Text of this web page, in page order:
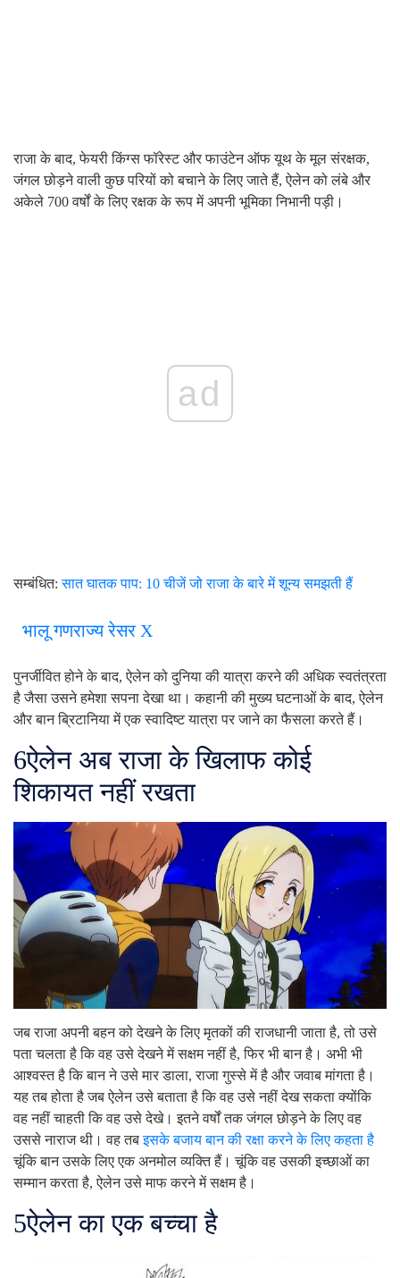
राजा के बाद, फेयरी किंग्स फॉरेस्ट और फाउंटेन ऑफ यूथ के मूल संरक्षक,
जंगल छोड़ने वाली कुछ परियों को बचाने के लिए जाते हैं, ऐलेन को लंबे और
अकेले 700 वर्षों के लिए रक्षक के रूप में अपनी भूमिका निभानी पड़ी।
ad
सम्बंधित:सात घातक पाप: 10 चीजें जो राजा के बारे में शून्य समझती हैं
भालू गणराज्य रेसर X
पुनर्जीवित होने के बाद, ऐलेन को दुनिया की यात्रा करने की अधिक स्वतंत्रता
है जैसा उसने हमेशा सपना देखा था। कहानी की मुख्य घटनाओं के बाद, ऐलेन
और बान ब्रिटानिया में एक स्वादिष्ट यात्रा पर जाने का फैसला करते हैं।
6ऐलेन अब राजा के खिलाफ कोई
शिकायत नहीं रखता
जब राजा अपनी बहन को देखने के लिए मृतकों की राजधानी जाता है, तो उसे
पता चलता है कि वह उसे देखने में सक्षम नहीं है, फिर भी बान है। अभी भी
आश्वस्त है कि बान ने उसे मार डाला, राजा गुस्से में है और जवाब मांगता है।
यह तब होता है जब ऐलेन उसे बताता है कि वह उसे नहीं देख सकता क्योंकि
वह नहीं चाहती कि वह उसे देखे। इतने वर्षों तक जंगल छोड़ने के लिए वह
उससे नाराज थी। वह तबइसके बजाय बान की रक्षा करने के लिए कहता है
चूंकि बान उसके लिए एक अनमोल व्यक्ति हैं। चूंकि वह उसकी इच्छाओं का
सम्मान करता है, ऐलेन उसे माफ करने में सक्षम है।
5ऐलेन का एक बच्चा है